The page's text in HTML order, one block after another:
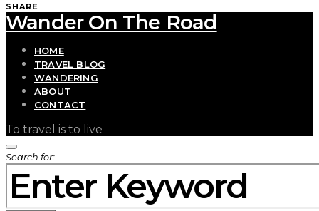
SHARE
Wander On The Road
HOME
TRAVEL BLOG
WANDERING
ABOUT
CONTACT
To travel is to live
Search for: